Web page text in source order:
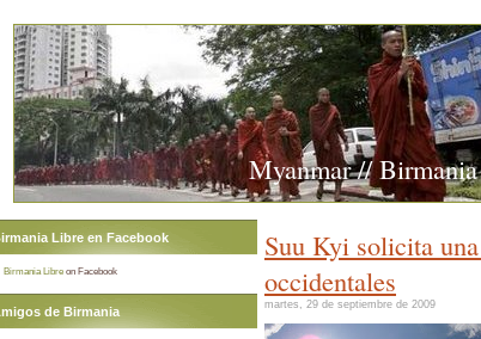
Myanmar //
Suu Kyi solicita
occidentales
martes, 29 de septiembre de 2009
Libre en Facebook
Birmania Libre on Facebook
de Birmania